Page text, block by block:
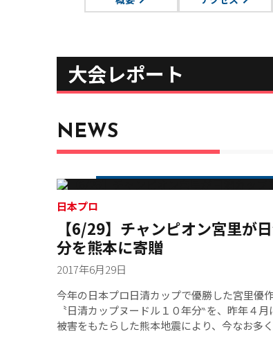
大会レポート
NEWS
日本プロ
【6/29】チャンピオン宮里が
分を熊本に寄贈
2017年6月29日
今年の日本プロ日清カップで優勝した宮里優
〝日清カップヌードル１０年分‶を、昨年４
被害をもたらした熊本地震により、今なお多